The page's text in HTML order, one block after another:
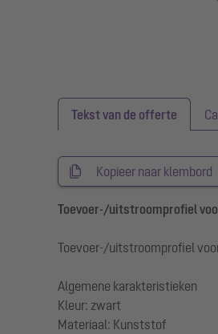
Tekst van de offerte
Kopieer naar klembord
Toevoer-/uitstroomprofiel
Toevoer-/uitstroomprofiel
Algemene karakteristieken
Kleur: zwart
Materiaal: Kunststof